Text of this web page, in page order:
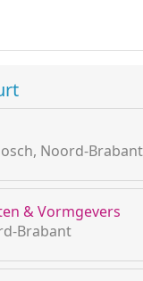
Noord-Brabant
& Vormgevers
Brabant